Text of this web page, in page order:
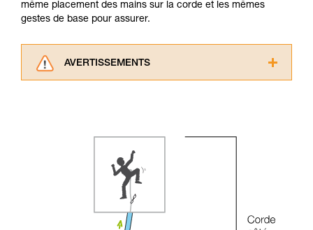
même placement des mains sur la corde et les mêmes
gestes de base pour assurer.
AVERTISSEMENTS
d’informations.
Maîtriser ces techniques nécessite une
formation et un entraînement spécifique. Validez
avec un professionnel votre capacité à refaire
la manipulation, seul, en toute sécurité, avant